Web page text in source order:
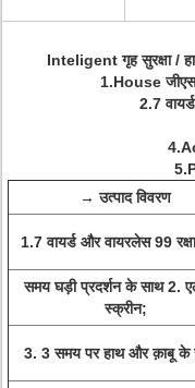
Inteligent गृह सुरक्षा /
1.House
2.7
→ उत्पाद विवरण
1.7 वायर्ड और वायरलेस 99
समय घड़ी प्रदर्शन के साथ 2.
स्क्रीन;
3. 3 समय पर हाथ और क़ाबू के